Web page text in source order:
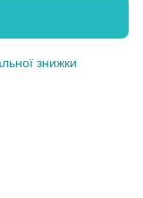
знижки